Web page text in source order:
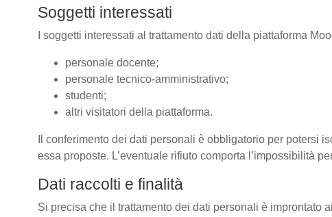
Soggetti interessati
I soggetti interessati al trattamento dati della piattaforma
personale docente;
personale tecnico-amministrativo;
studenti;
altri visitatori della piattaforma.
Il conferimento dei dati personali è obbligatorio per potersi
essa proposte. L’eventuale rifiuto comporta l’impossibilità
Dati raccolti e finalità
Si precisa che il trattamento dei dati personali è improntato